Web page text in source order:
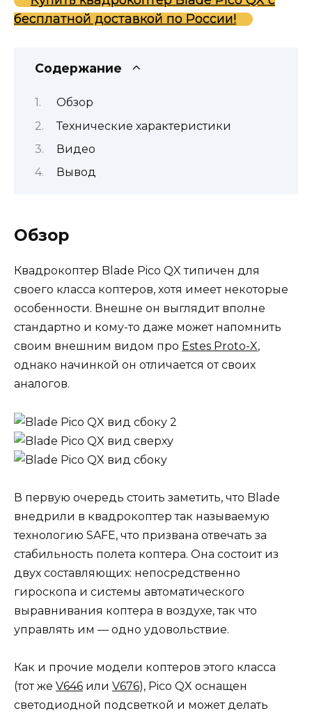
бесплатной доставкой по России!
Содержание
Обзор
Технические характеристики
Видео
Вывод
Обзор
Квадрокоптер Blade Pico QX типичен для
своего класса коптеров, хотя имеет некоторые
особенности. Внешне он выглядит вполне
стандартно и кому-то даже может напомнить
своим внешним видом про Estes Proto-X,
однако начинкой он отличается от своих
аналогов.
В первую очередь стоить заметить, что Blade
внедрили в квадрокоптер так называемую
технологию SAFE, что призвана отвечать за
стабильность полета коптера. Она состоит из
двух составляющих: непосредственно
гироскопа и системы автоматического
выравнивания коптера в воздухе, так что
управлять им — одно удовольствие.
Как и прочие модели коптеров этого класса
(тот же V646 или V676), Pico QX оснащен
светодиодной подсветкой и может делать